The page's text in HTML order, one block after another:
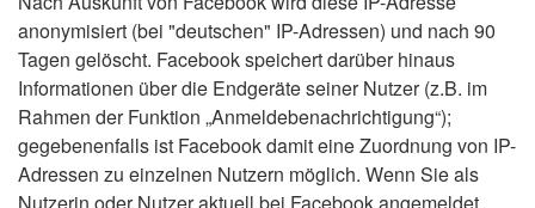
anonymisiert (bei "deutschen" IP-Adressen) und nach 90
Tagen gelöscht. Facebook speichert darüber hinaus
Informationen über die Endgeräte seiner Nutzer (z.B. im
Rahmen der Funktion „Anmeldebenachrichtigung“);
gegebenenfalls ist Facebook damit eine Zuordnung von IP-
Adressen zu einzelnen Nutzern möglich. Wenn Sie als